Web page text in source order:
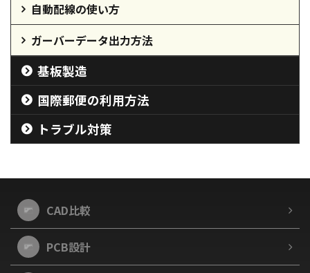
自動配線の使い方
ガーバーデータ出力方法
基板製造
国際郵便の利用方法
トラブル対策
CAD比較
PCB設計